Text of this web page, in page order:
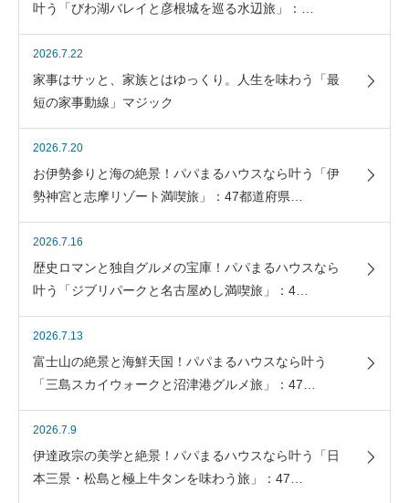
叶う「びわ湖バレイと彦根城を巡る水辺旅」：…
2026.7.22
家事はサッと、家族とはゆっくり。人生を味わう「最
短の家事動線」マジック
2026.7.20
お伊勢参りと海の絶景！パパまるハウスなら叶う「伊
勢神宮と志摩リゾート満喫旅」：47都道府県…
2026.7.16
歴史ロマンと独自グルメの宝庫！パパまるハウスなら
叶う「ジブリパークと名古屋めし満喫旅」：4…
2026.7.13
富士山の絶景と海鮮天国！パパまるハウスなら叶う
「三島スカイウォークと沼津港グルメ旅」：47…
2026.7.9
伊達政宗の美学と絶景！パパまるハウスなら叶う「日
本三景・松島と極上牛タンを味わう旅」：47…